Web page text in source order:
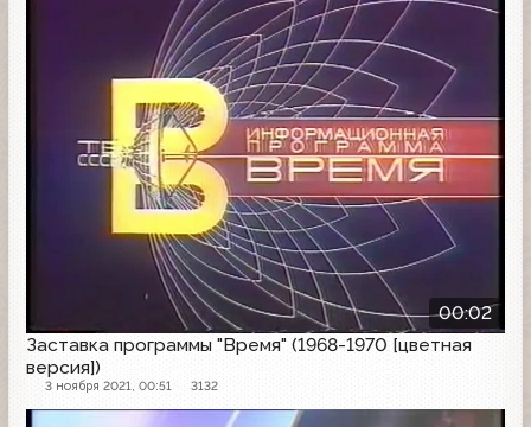
00:02
Заставка программы "Время" (1968-1970 [цветная
версия])
3 ноября 2021, 00:51 3132